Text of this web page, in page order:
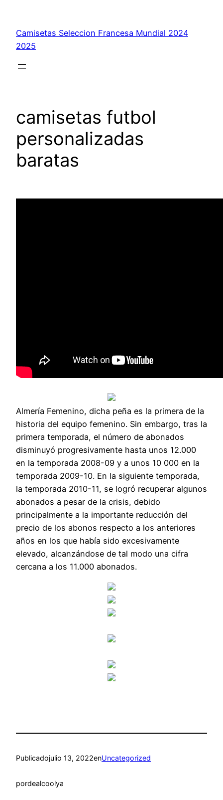
contenido
Camisetas Seleccion Francesa Mundial 2024
2025
camisetas futbol
personalizadas
baratas
Almería Femenino, dicha peña es la primera de la
historia del equipo femenino. Sin embargo, tras la
primera temporada, el número de abonados
disminuyó progresivamente hasta unos 12.000
en la temporada 2008-09 y a unos 10 000 en la
temporada 2009-10. En la siguiente temporada,
la temporada 2010-11, se logró recuperar algunos
abonados a pesar de la crisis, debido
principalmente a la importante reducción del
precio de los abonos respecto a los anteriores
años en los que había sido excesivamente
elevado, alcanzándose de tal modo una cifra
cercana a los 11.000 abonados.
Publicadojulio 13, 2022enUncategorized
pordealcoolya